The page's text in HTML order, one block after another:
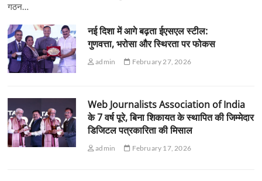
गठन…
नई दिशा में आगे बढ़ता ईएसएल स्टील:
गुणवत्ता, भरोसा और स्थिरता पर फोकस
admin February 27, 2026
Web Journalists Association of India
के 7 वर्ष पूरे, बिना शिकायत के स्थापित की जिम्मेदार
डिजिटल पत्रकारिता की मिसाल
admin February 17, 2026